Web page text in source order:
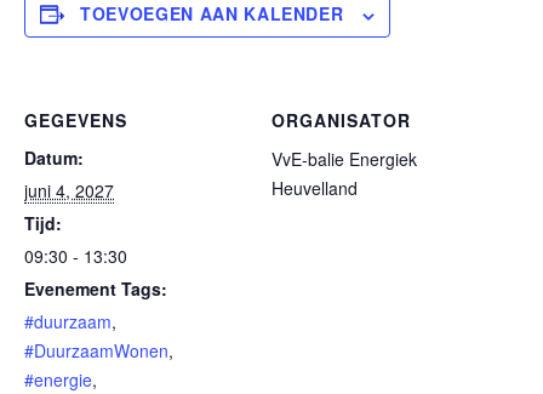
TOEVOEGEN AAN KALENDER
GEGEVENS
Datum:
juni 4, 2027
Tijd:
09:30 - 13:30
Evenement Tags:
#duurzaam,
#DuurzaamWonen,
#energie,
ORGANISATOR
VvE-balie Energiek
Heuvelland